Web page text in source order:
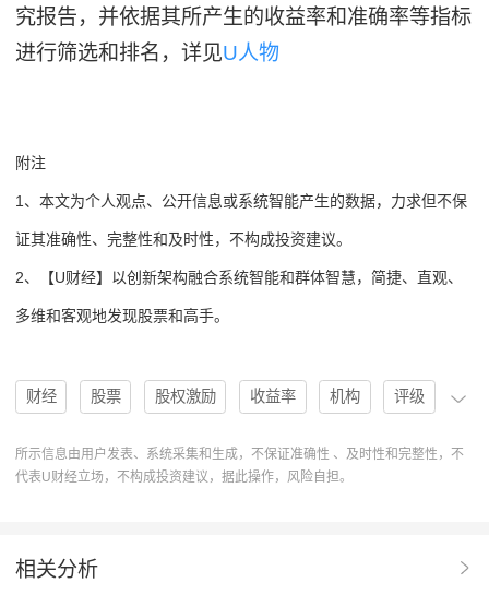
究报告，并依据其所产生的收益率和准确率等指标
进行筛选和排名，详见U人物
附注
1、本文为个人观点、公开信息或系统智能产生的数据，力求但不保
证其准确性、完整性和及时性，不构成投资建议。
2、【U财经】以创新架构融合系统智能和群体智慧，简捷、直观、
多维和客观地发现股票和高手。
财经 股票 股权激励 收益率 机构 评级
分析 投资建议 买入 高手 协作 操作
Wedbush
所示信息由用户发表、系统采集和生成，不保证准确性 、及时性和完整性，不
代表U财经立场，不构成投资建议，据此操作，风险自担。
相关分析